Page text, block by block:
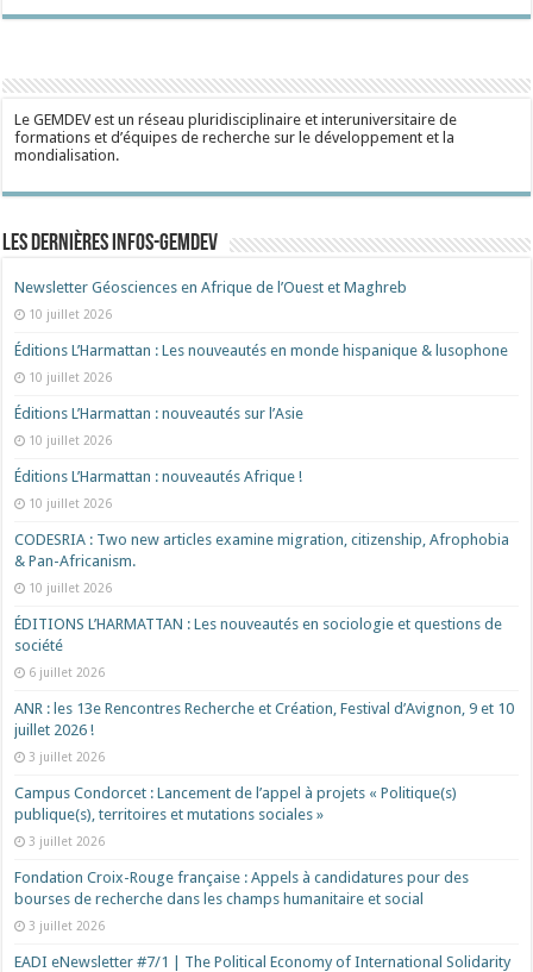
Le GEMDEV est un réseau pluridisciplinaire et interuniversitaire de
formations et d’équipes de recherche sur le développement et la
mondialisation.
Les dernières Infos-Gemdev
Newsletter Géosciences en Afrique de l’Ouest et Maghreb
10 juillet 2026
Éditions L’Harmattan : Les nouveautés en monde hispanique & lusophone
10 juillet 2026
Éditions L’Harmattan : nouveautés sur l’Asie
10 juillet 2026
Éditions L’Harmattan : nouveautés Afrique !​
10 juillet 2026
CODESRIA : Two new articles examine migration, citizenship, Afrophobia
& Pan-Africanism.
10 juillet 2026
ÉDITIONS L’HARMATTAN : Les nouveautés en sociologie et questions de
société
6 juillet 2026
ANR : les 13e Rencontres Recherche et Création, Festival d’Avignon, 9 et 10
juillet 2026 !
3 juillet 2026
Campus Condorcet : Lancement de l’appel à projets « Politique(s)
publique(s), territoires et mutations sociales »
3 juillet 2026
Fondation Croix-Rouge française : Appels à candidatures pour des
bourses de recherche dans les champs humanitaire et social
3 juillet 2026
EADI eNewsletter #7/1 | The Political Economy of International Solidarity